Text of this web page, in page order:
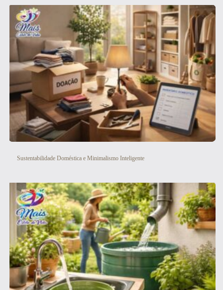
Sustentabilidade Doméstica e Minimalismo Inteligente